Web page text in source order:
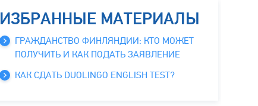
ИЗБРАННЫЕ МАТЕРИАЛЫ
ГРАЖДАНСТВО ФИНЛЯНДИИ: КТО МОЖЕТ
ПОЛУЧИТЬ И КАК ПОДАТЬ ЗАЯВЛЕНИЕ
КАК СДАТЬ DUOLINGO ENGLISH TEST?